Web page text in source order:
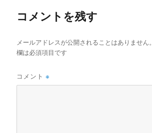
コメントを残す
メールアドレスが公開されることはありません。
欄は必須項目です
コメント※